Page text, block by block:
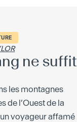
ne suffit
les montagnes
de l’Ouest de la
voyageur affamé